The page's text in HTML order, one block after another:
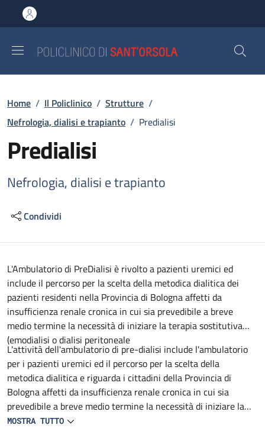
al contenuto principale
to footer content
Briciole di pane
Home / Il Policlinico / Strutture /
Nefrologia, dialisi e trapianto / Predialisi
Predialisi
Nefrologia, dialisi e trapianto
Condividi
Descrizione
L'Ambulatorio di PreDialisi è rivolto a pazienti uremici ed
include il percorso per la scelta della metodica dialitica dei
pazienti residenti nella Provincia di Bologna affetti da
insufficienza renale cronica in cui sia prevedibile a breve
medio termine la necessità di iniziare la terapia sostitutiva
(emodialisi o dialisi peritoneale
L'attività dell'ambulatorio di pre-dialisi include l'ambulatorio
per i pazienti uremici ed il percorso per la scelta della
metodica dialitica e riguarda i cittadini della Provincia di
Bologna affetti da insufficienza renale cronica in cui sia
prevedibile a breve medio termine la necessità di iniziare la
terapia sostitutiva (emodialisi o dialisi peritoneale).
MOSTRA TUTTO